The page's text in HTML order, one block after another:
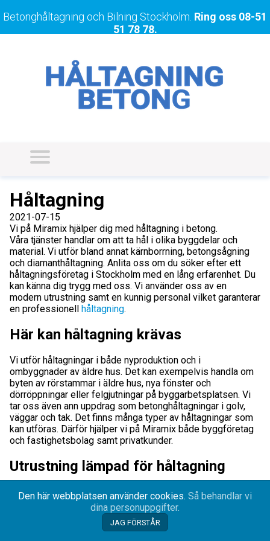
Den här webbplatsen använder cookies. Så behandlar vi
dina personuppgifter.
JAG FÖRSTÅR
Betonghåltagning och Bilning Stockholm. Ring oss 08-51
51 78 78.
Håltagning
2021-07-15
Vi på Miramix hjälper dig med håltagning i betong.
Våra tjänster handlar om att ta hål i olika byggdelar och
material. Vi utför bland annat kärnborrning, betongsågning
och diamanthåltagning. Anlita oss om du söker efter ett
håltagningsföretag i Stockholm med en lång erfarenhet. Du
kan känna dig trygg med oss. Vi använder oss av en
modern utrustning samt en kunnig personal vilket garanterar
en professionell håltagning.
Här kan håltagning krävas
Vi utför håltagningar i både nyproduktion och i
ombyggnader av äldre hus. Det kan exempelvis handla om
byten av rörstammar i äldre hus, nya fönster och
dörröppningar eller felgjutningar på byggarbetsplatsen. Vi
tar oss även ann uppdrag som betonghåltagningar i golv,
väggar och tak. Det finns många typer av håltagningar som
kan utföras. Därför hjälper vi på Miramix både byggföretag
och fastighetsbolag samt privatkunder.
Utrustning lämpad för håltagning
Som rubriken lyder, utför vi våra arbeten med rätt typ av
utrustning som är lämpade för håltagning. Det krävs rätt
kompetens och en viss säkerhet för att kunna arbeta med
håltagning. Vår personal erbjuder en stor yrkesskicklighet